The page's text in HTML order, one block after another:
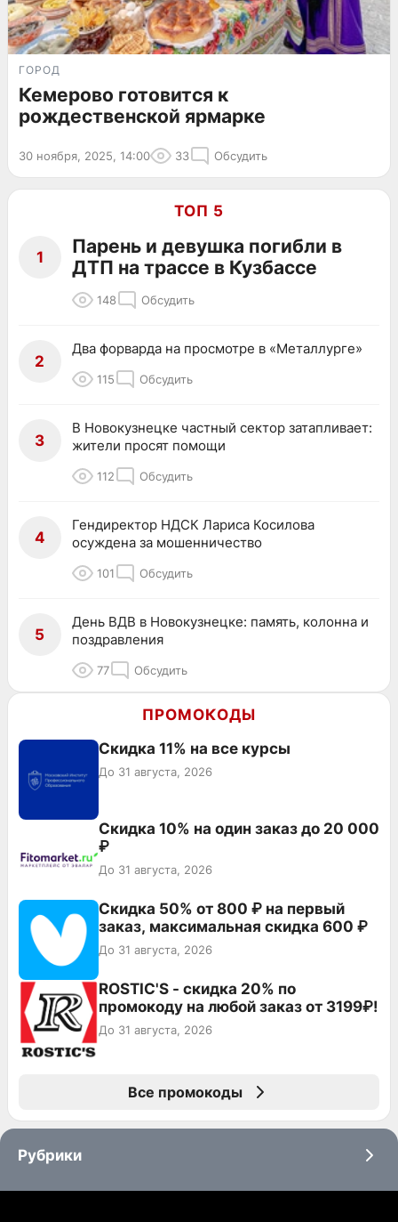
ГОРОД
Кемерово готовится к
рождественской ярмарке
30 ноября, 2025, 14:00 33 Обсудить
ТОП 5
1
Парень и девушка погибли в
ДТП на трассе в Кузбассе
148 Обсудить
2
Два форварда на просмотре в «Металлурге»
115 Обсудить
3
В Новокузнецке частный сектор затапливает:
жители просят помощи
112 Обсудить
4
Гендиректор НДСК Лариса Косилова
осуждена за мошенничество
101 Обсудить
5
День ВДВ в Новокузнецке: память, колонна и
поздравления
77 Обсудить
ПРОМОКОДЫ
Скидка 11% на все курсы
До 31 августа, 2026
Скидка 10% на один заказ до 20 000
₽
До 31 августа, 2026
Скидка 50% от 800 ₽ на первый
заказ, максимальная скидка 600 ₽
До 31 августа, 2026
ROSTIC'S - скидка 20% по
промокоду на любой заказ от 3199₽!
До 31 августа, 2026
Все промокоды
Рубрики